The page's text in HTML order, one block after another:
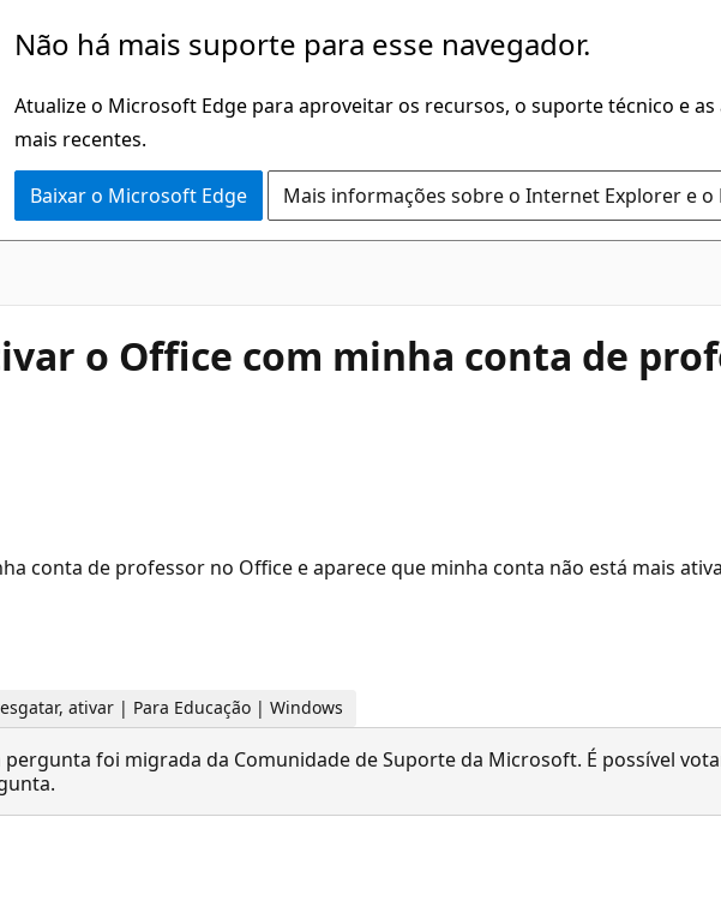
Não há mais suporte para esse navegador.
Atualize o Microsoft Edge para aproveitar os recursos, o suporte técnico e
mais recentes.
Baixar o Microsoft Edge Mais informações sobre o Internet Explorer e
o Office com minha conta de
conta de professor no Office e aparece que minha conta não está mais
ativar | Para Educação | Windows
pergunta foi migrada da Comunidade de Suporte da Microsoft. É possível